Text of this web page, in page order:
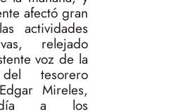
afectó gran
actividades
relejado
voz de la
tesorero
Mireles,
a los